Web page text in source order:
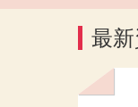
最